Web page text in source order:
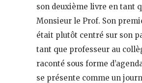
son deuxième livre en tant
Monsieur le Prof. Son
était plutôt centré sur son
tant que professeur au
raconté sous forme
se présente comme un